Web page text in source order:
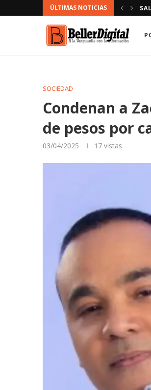
ÚLTIMAS NOTICIAS
SOCIEDAD
Condenan a
de pesos por
03/04/2025 17 vistas